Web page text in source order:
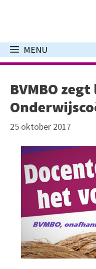
inhoud
MENU
BVMBO
25 oktober 2017